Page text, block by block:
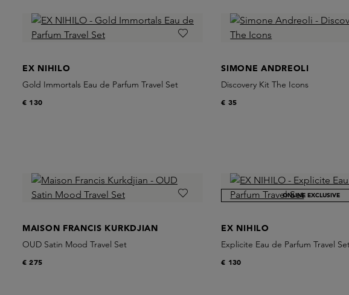
EX NIHILO
Gold Immortals Eau de Parfum Travel Set
€ 130
SIMONE ANDREOLI
Discovery Kit The Icons
€ 35
MAISON FRANCIS KURKDJIAN
OUD Satin Mood Travel Set
€ 275
ONLINE EXCLUSIVE
EX NIHILO
Explicite Eau de Parfum Travel
€ 130